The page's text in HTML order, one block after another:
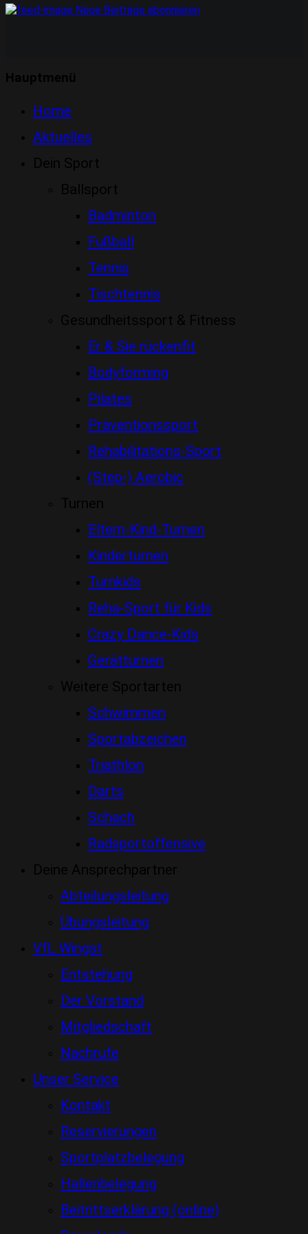
Neue Beiträge abonnieren
Home
Aktuelles
Badminton
Fußball
Tennis
Tischtennis
Er & Sie rückenfit
Bodyforming
Pilates
Präventionssport
Rehabilitations-Sport
(Step-) Aerobic
Eltern-Kind-Turnen
Kinderturnen
Turnkids
Reha-Sport für Kids
Crazy Dance-Kids
Gerätturnen
Schwimmen
Sportabzeichen
Triathlon
Darts
Schach
Radsportoffensive
Abteilungsleitung
Übungsleitung
VfL Wingst
Entstehung
Der Vorstand
Mitgliedschaft
Nachrufe
Unser Service
Kontakt
Reservierungen
Sportplatzbelegung
Hallenbelegung
Beitrittserklärung (online)